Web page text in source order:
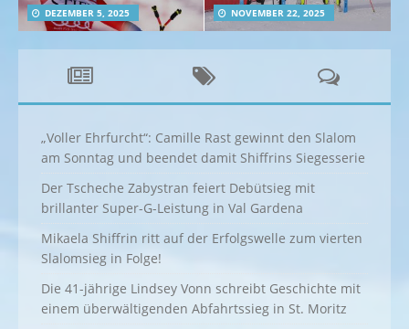
DEZEMBER 5, 2025 NOVEMBER 22, 2025
„Voller Ehrfurcht“: Camille Rast gewinnt den Slalom
am Sonntag und beendet damit Shiffrins Siegesserie
Der Tscheche Zabystran feiert Debütsieg mit
brillanter Super-G-Leistung in Val Gardena
Mikaela Shiffrin ritt auf der Erfolgswelle zum vierten
Slalomsieg in Folge!
Die 41-jährige Lindsey Vonn schreibt Geschichte mit
einem überwältigenden Abfahrtssieg in St. Moritz